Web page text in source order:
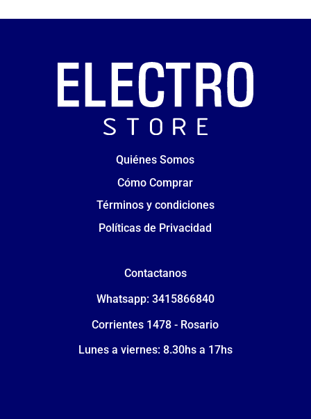
Quiénes Somos
Cómo Comprar
Términos y condiciones
Políticas de Privacidad
Contactanos
Whatsapp: 3415866840
Corrientes 1478 - Rosario
Lunes a viernes: 8.30hs a 17hs